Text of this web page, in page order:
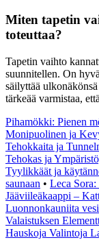
Miten tapetin
toteuttaa?
Tapetin vaihto
suunnitellen. On
säilyttää
tärkeää varmistaa,
Pihamökki: Pienen
Monipuolinen ja
Tehokkaita ja
Tehokas ja
Tyylikkäät ja
saunaan • Leca
Jääviileäkaappi –
Luonnonkauniita
Valaistuksen
Hauskoja Valintoja